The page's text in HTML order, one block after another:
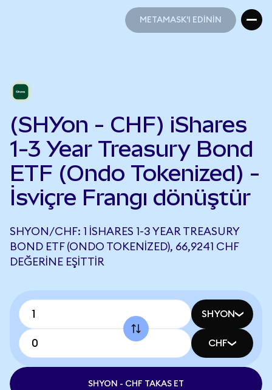
METAMASK'I EDİNİN
(SHYon - CHF) iShares
1-3 Year Treasury Bond
ETF (Ondo Tokenized) -
İsviçre Frangı dönüştür
SHYON/CHF: 1 ISHARES 1-3 YEAR TREASURY
BOND ETF (ONDO TOKENIZED), 66,9241 CHF
DEĞERINE EŞITTIR
SHYON
CHF
SHYON - CHF TAKAS ET